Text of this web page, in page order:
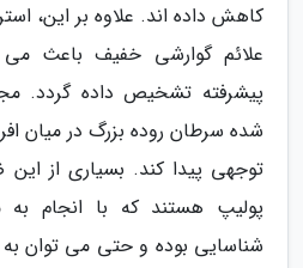
کاهش داده اند. علاوه بر این،
علائم گوارشی خفیف باعث می
پیشرفته تشخیص داده گردد.
شده سرطان روده بزرگ در میان
توجهی پیدا کند. بسیاری از
پولیپ هستند که با انجام به
شناسایی بوده و حتی می توان به